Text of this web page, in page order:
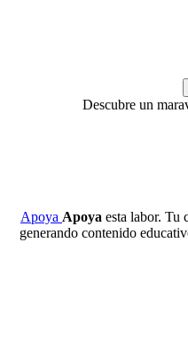
Descubre un
Apoya Apoya esta labor. Tu
generando contenido